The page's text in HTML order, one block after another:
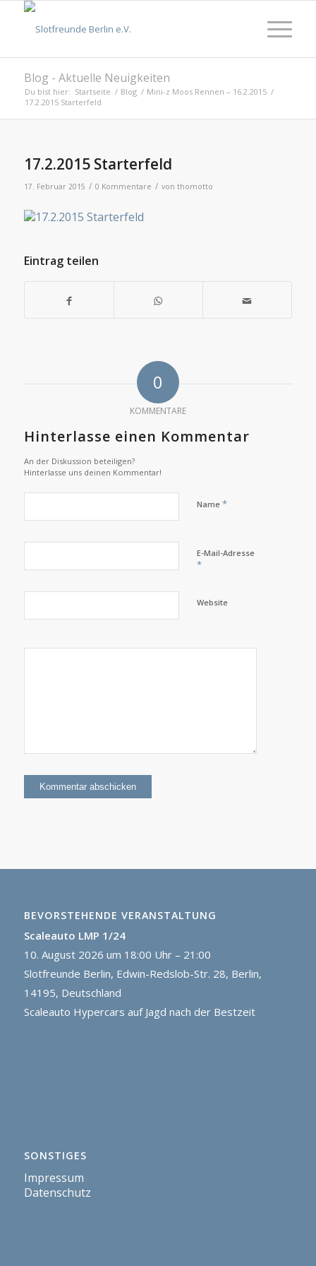
Blog - Aktuelle Neuigkeiten
Du bist hier: Startseite / Blog / Mini-z Moos Rennen – 16.2.2015 /
17.2.2015 Starterfeld
17.2.2015 Starterfeld
17. Februar 2015 / 0 Kommentare / von thomotto
Eintrag teilen
0
KOMMENTARE
Hinterlasse einen Kommentar
An der Diskussion beteiligen?
Hinterlasse uns deinen Kommentar!
Name *
E-Mail-Adresse
*
Website
BEVORSTEHENDE VERANSTALTUNG
Scaleauto LMP 1/24
10. August 2026 um 18:00 Uhr – 21:00
Slotfreunde Berlin, Edwin-Redslob-Str. 28, Berlin,
14195, Deutschland
Scaleauto Hypercars auf Jagd nach der Bestzeit
SONSTIGES
Impressum
Datenschutz